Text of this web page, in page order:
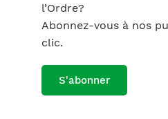
l’Ordre?
Abonnez-vous à nos
clic.
S'abonner